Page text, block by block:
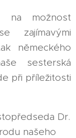
na možnost
zajímavými
německého
sesterská
při příležitosti
Dr.
našeho